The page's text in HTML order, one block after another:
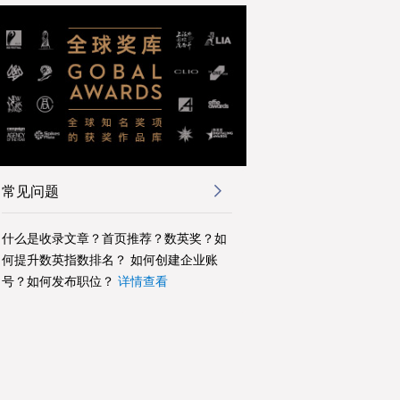
常见问题
什么是收录文章？首页推荐？数英奖？如
何提升数英指数排名？ 如何创建企业账
号？如何发布职位？ 详情查看